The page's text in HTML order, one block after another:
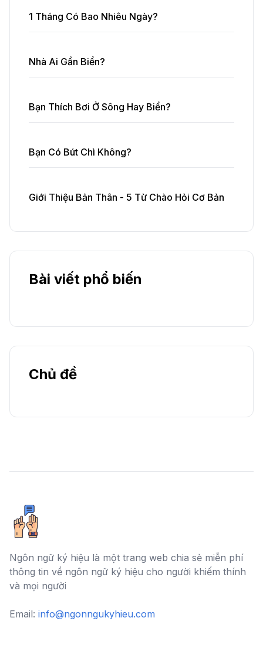
1 Tháng Có Bao Nhiêu Ngày?
Nhà Ai Gần Biển?
Bạn Thích Bơi Ở Sông Hay Biển?
Bạn Có Bút Chì Không?
Giới Thiệu Bản Thân - 5 Từ Chào Hỏi Cơ Bản
Bài viết phổ biến
Chủ đề
Ngôn ngữ ký hiệu là một trang web chia sẻ miễn phí
thông tin về ngôn ngữ ký hiệu cho người khiếm thính
và mọi người
Email: info@ngonngukyhieu.com